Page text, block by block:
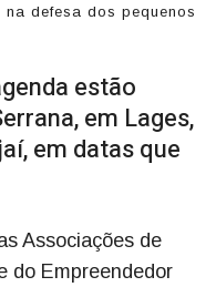
defesa dos pequenos
estão
em Lages,
em datas que
Associações de
do Empreendedor